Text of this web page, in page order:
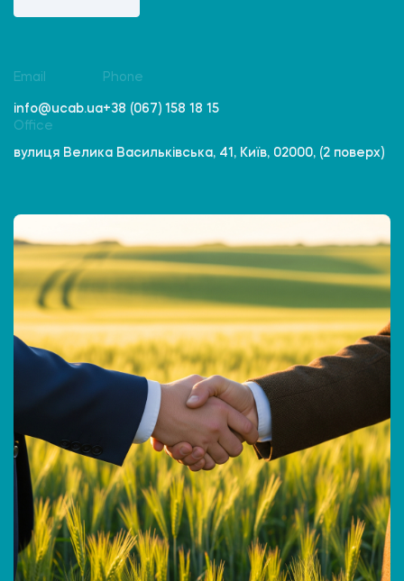
Email
info@ucab.ua
Phone
+38 (067) 158 18 15
Office
вулиця Велика Васильківська, 41, Київ, 02000, (2 поверх)